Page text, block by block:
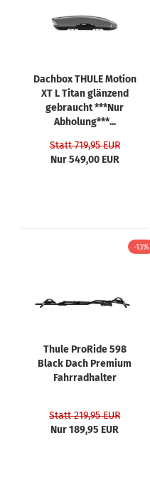
Dachbox THULE Motion
XT L Titan glänzend
gebraucht ***Nur
Abholung***...
Statt 719,95 EUR
Nur 549,00 EUR
-13%
Thule ProRide 598
Black Dach Premium
Fahrradhalter
Statt 219,95 EUR
Nur 189,95 EUR